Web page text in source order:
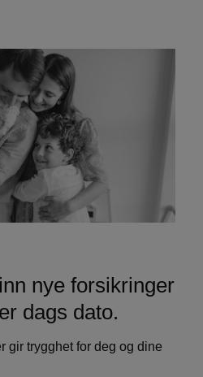
nye forsikringer
dags dato.
gir trygghet for deg og dine